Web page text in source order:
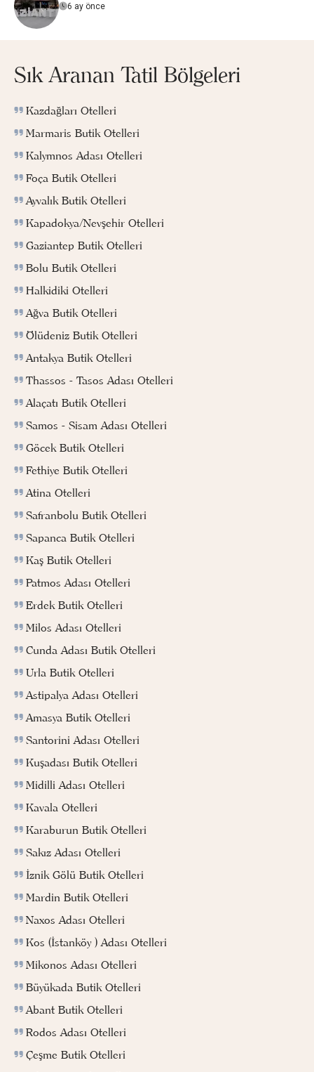
6 ay önce
Sık Aranan Tatil Bölgeleri
Kazdağları Otelleri
Marmaris Butik Otelleri
Kalymnos Adası Otelleri
Foça Butik Otelleri
Ayvalık Butik Otelleri
Kapadokya/Nevşehir Otelleri
Gaziantep Butik Otelleri
Bolu Butik Otelleri
Halkidiki Otelleri
Ağva Butik Otelleri
Ölüdeniz Butik Otelleri
Antakya Butik Otelleri
Thassos - Tasos Adası Otelleri
Alaçatı Butik Otelleri
Samos - Sisam Adası Otelleri
Göcek Butik Otelleri
Fethiye Butik Otelleri
Atina Otelleri
Safranbolu Butik Otelleri
Sapanca Butik Otelleri
Kaş Butik Otelleri
Patmos Adası Otelleri
Erdek Butik Otelleri
Milos Adası Otelleri
Cunda Adası Butik Otelleri
Urla Butik Otelleri
Astipalya Adası Otelleri
Amasya Butik Otelleri
Santorini Adası Otelleri
Kuşadası Butik Otelleri
Midilli Adası Otelleri
Kavala Otelleri
Karaburun Butik Otelleri
Sakız Adası Otelleri
İznik Gölü Butik Otelleri
Mardin Butik Otelleri
Naxos Adası Otelleri
Kos (İstanköy ) Adası Otelleri
Mikonos Adası Otelleri
Büyükada Butik Otelleri
Abant Butik Otelleri
Rodos Adası Otelleri
Çeşme Butik Otelleri